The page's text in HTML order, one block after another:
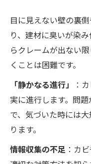
目に見えない壁の裏
り、建材に臭いが染
らクレームが出ない
くことは困難です。
「静かなる進行」
：
実に進行します。問
で、気づいた時には
ります。
情報収集の不足 ：カ